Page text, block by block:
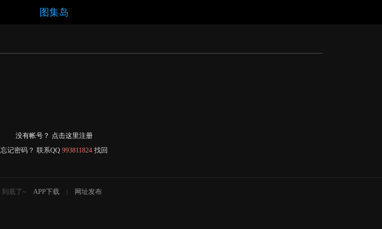
图集岛
没有帐号？ 点击这里注册
忘记密码？ 联系QQ 993811824 找回
到底了~ APP下载 网址发布